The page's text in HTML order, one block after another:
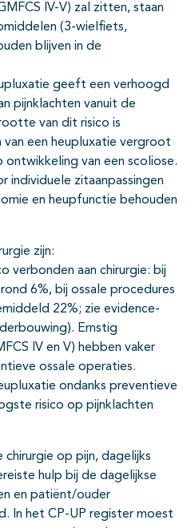
IV-V) zal zitten, staan
(3-wielfiets,
blijven in de
geeft een verhoogd
pijnklachten vanuit de
van dit risico is
een heupluxatie vergroot
van een scoliose.
individuele zitaanpassingen
en heupfunctie behouden
zijn:
verbonden aan chirurgie: bij
6%, bij ossale procedures
22%; zie evidence-
Ernstig
IV en V) hebben vaker
ossale operaties.
ondanks preventieve
risico op pijnklachten
op pijn, dagelijks
hulp bij de dagelijkse
en patiënt/ouder
In het CP-UP register moest